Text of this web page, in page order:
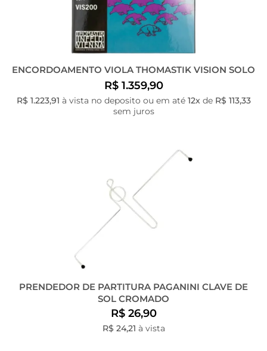
ENCORDOAMENTO VIOLA THOMASTIK VISION SOLO
R$ 1.359,90
R$ 1.223,91 à vista no deposito ou em até 12xde R$ 113,33
sem juros
PRENDEDOR DE PARTITURA PAGANINI CLAVE DE
SOL CROMADO
R$ 26,90
R$ 24,21 à vista